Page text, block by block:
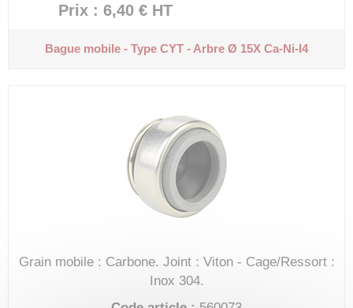
Prix : 6,40 € HT
Bague mobile - Type CYT - Arbre Ø 15X Ca-Ni-I4
Grain mobile : Carbone. Joint : Viton - Cage/Ressort :
Inox 304.